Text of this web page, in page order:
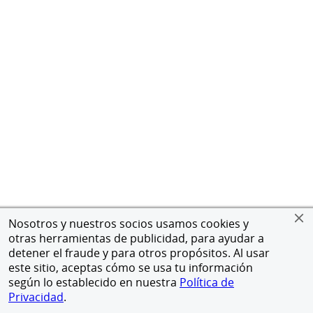
Nosotros y nuestros socios usamos cookies y
otras herramientas de publicidad, para ayudar a
detener el fraude y para otros propósitos. Al usar
este sitio, aceptas cómo se usa tu información
según lo establecido en nuestra Política de
Privacidad.